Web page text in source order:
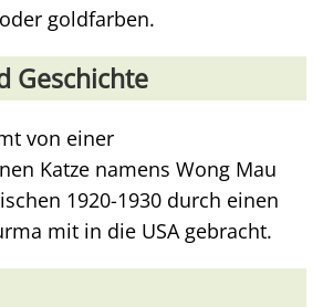
goldfarben.
Geschichte
von einer
Katze namens Wong Mau
1920-1930 durch einen
mit in die USA gebracht.